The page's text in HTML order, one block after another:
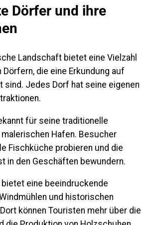
Dörfer und ihre
Landschaft bietet eine Vielzahl
Dörfern, die eine Erkundung auf
sind. Jedes Dorf hat seine eigenen
für seine traditionelle
Hafen. Besucher
Fischküche probieren und die
in den Geschäften bewundern.
bietet eine beeindruckende
und historischen
können Touristen mehr über die